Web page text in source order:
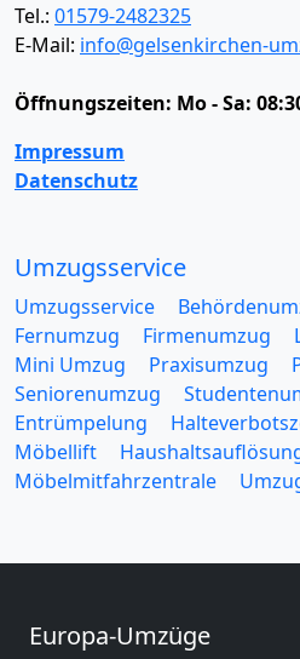
Tel.: 01579-2482325
E-Mail: info@gelsenkirchen-
Öffnungszeiten: Mo - Sa:
Impressum
Datenschutz
Umzugsservice
Umzugsservice
Fernumzug
Firmenumzug
Mini Umzug
Praxisumzug
Seniorenumzug
Entrümpelung
Möbellift
Möbelmitfahrzentrale
Europa-Umzüge